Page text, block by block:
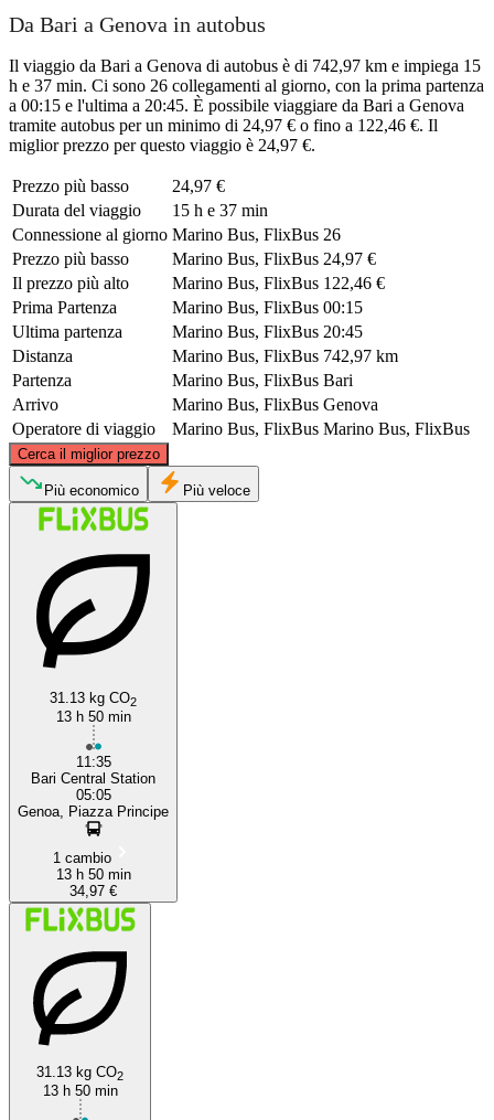
Da Bari a Genova in autobus
Il viaggio da Bari a Genova di autobus è di 742,97 km e impiega 15
h e 37 min. Ci sono 26 collegamenti al giorno, con la prima partenza
a 00:15 e l'ultima a 20:45. È possibile viaggiare da Bari a Genova
tramite autobus per un minimo di 24,97 € o fino a 122,46 €. Il
miglior prezzo per questo viaggio è 24,97 €.
Prezzo più basso
24,97 €
Durata del viaggio
15 h e 37 min
Connessione al giorno Marino Bus, FlixBus 26
Prezzo più basso
Marino Bus, FlixBus 24,97 €
Il prezzo più alto
Marino Bus, FlixBus 122,46 €
Prima Partenza
Marino Bus, FlixBus 00:15
Ultima partenza
Marino Bus, FlixBus 20:45
Distanza
Marino Bus, FlixBus 742,97 km
Partenza
Marino Bus, FlixBus Bari
Arrivo
Marino Bus, FlixBus Genova
Operatore di viaggio
Marino Bus, FlixBus Marino Bus, FlixBus
Cerca il miglior prezzo
Genoa
© CARTO, © OpenStreetMapcontributors
Più economico Più veloce
31.13 kg CO2
13 h 50 min
11:35
Bari Central Station
05:05
Genoa, Piazza Principe
1 cambio
13 h 50 min
34,97 €
31.13 kg CO2
13 h 50 min